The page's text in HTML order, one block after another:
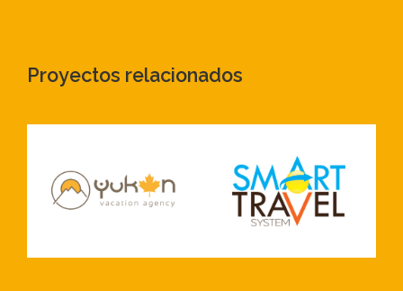
Proyectos relacionados
Logotipo
Logotipo
Equilibrio
Pleno